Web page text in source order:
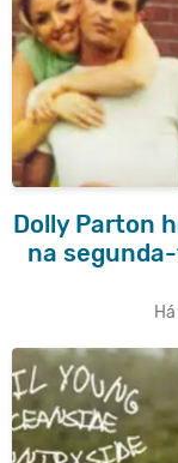
Dolly Parton
na